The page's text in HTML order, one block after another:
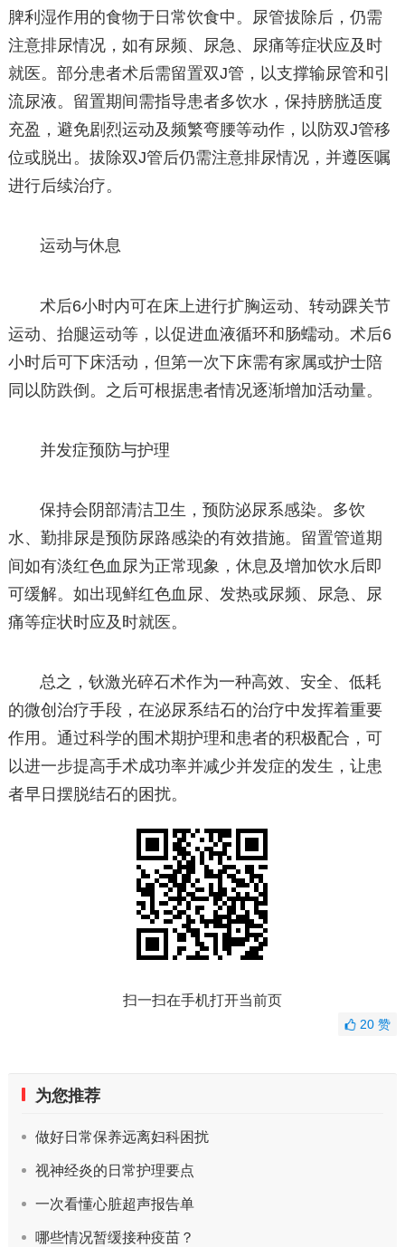
脾利湿作用的食物于日常饮食中。尿管拔除后，仍需
注意排尿情况，如有尿频、尿急、尿痛等症状应及时
就医。部分患者术后需留置双J管，以支撑输尿管和引
流尿液。留置期间需指导患者多饮水，保持膀胱适度
充盈，避免剧烈运动及频繁弯腰等动作，以防双J管移
位或脱出。拔除双J管后仍需注意排尿情况，并遵医嘱
进行后续治疗。
运动与休息
术后6小时内可在床上进行扩胸运动、转动踝关节
运动、抬腿运动等，以促进血液循环和肠蠕动。术后6
小时后可下床活动，但第一次下床需有家属或护士陪
同以防跌倒。之后可根据患者情况逐渐增加活动量。
并发症预防与护理
保持会阴部清洁卫生，预防泌尿系感染。多饮
水、勤排尿是预防尿路感染的有效措施。留置管道期
间如有淡红色血尿为正常现象，休息及增加饮水后即
可缓解。如出现鲜红色血尿、发热或尿频、尿急、尿
痛等症状时应及时就医。
总之，钬激光碎石术作为一种高效、安全、低耗
的微创治疗手段，在泌尿系结石的治疗中发挥着重要
作用。通过科学的围术期护理和患者的积极配合，可
以进一步提高手术成功率并减少并发症的发生，让患
者早日摆脱结石的困扰。
扫一扫在手机打开当前页
20赞
为您推荐
做好日常保养远离妇科困扰
视神经炎的日常护理要点
一次看懂心脏超声报告单
哪些情况暂缓接种疫苗？